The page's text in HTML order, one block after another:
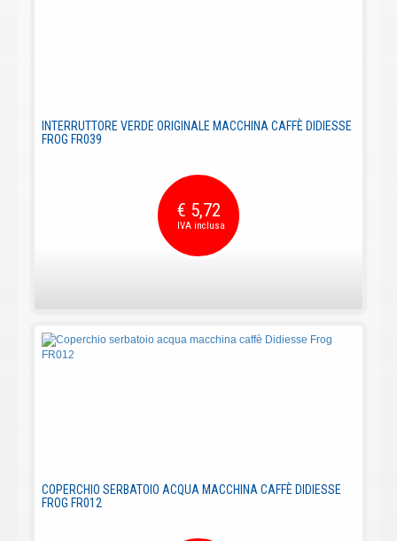
INTERRUTTORE VERDE ORIGINALE MACCHINA CAFFÈ DIDIESSE
FROG FR039
€ 5,72
COPERCHIO SERBATOIO ACQUA MACCHINA CAFFÈ DIDIESSE
FROG FR012